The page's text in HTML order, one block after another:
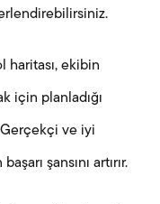
haritası, ekibin
için planladığı
Gerçekçi ve iyi
şansını artırır.